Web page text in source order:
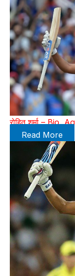
रोहित शर्मा –
Read More